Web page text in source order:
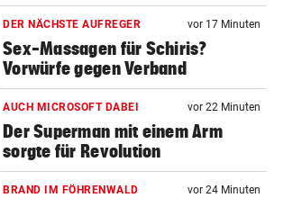
DER NÄCHSTE AUFREGER vor 17 Minuten
Sex-Massagen für Schiris?
Vorwürfe gegen Verband
AUCH MICROSOFT DABEI vor 22 Minuten
Der Superman mit einem Arm
sorgte für Revolution
BRAND IM FÖHRENWALD vor 24 Minuten